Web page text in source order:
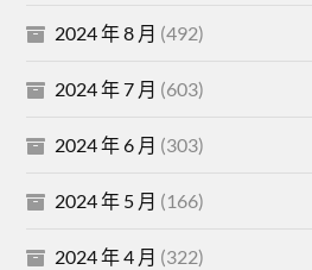
2024 年 8 月 (492)
2024 年 7 月 (603)
2024 年 6 月 (303)
2024 年 5 月 (166)
2024 年 4 月 (322)